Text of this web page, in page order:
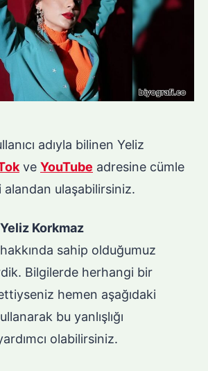
adıyla bilinen Yeliz
ve YouTube adresine cümle
alandan ulaşabilirsiniz.
Yeliz Korkmaz
hakkında sahip olduğumuz
Bilgilerde herhangi bir
hemen aşağıdaki
bu yanlışlığı
olabilirsiniz.